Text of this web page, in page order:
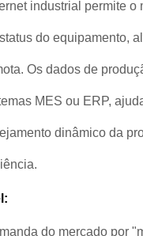
industrial permite o
do equipamento,
Os dados de
MES ou ERP,
dinâmico da
do mercado por